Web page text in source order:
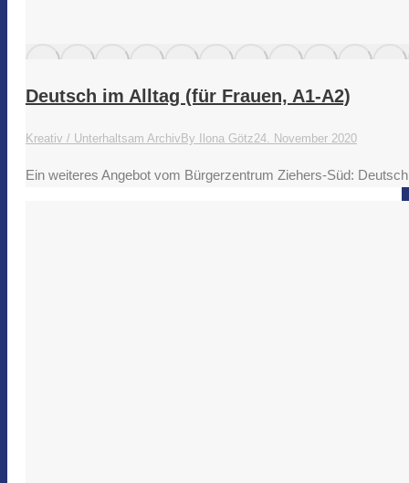
Deutsch im Alltag (für Frauen, A1-A2)
Kreativ / Unterhaltsam Archiv By Ilona Götz24. November 2020
Ein weiteres Angebot vom Bürgerzentrum Ziehers-Süd: